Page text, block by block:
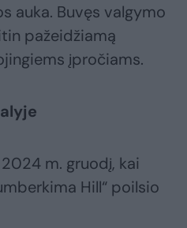
auka. Buvęs valgymo
pažeidžiamą
įpročiams.
m. gruodį, kai
Hill“ poilsio